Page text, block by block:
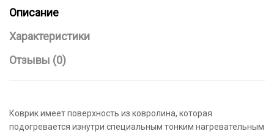
Описание
Характеристики
Отзывы (0)
Коврик имеет поверхность из ковролина, которая
подогревается изнутри специальным тонким нагревательным